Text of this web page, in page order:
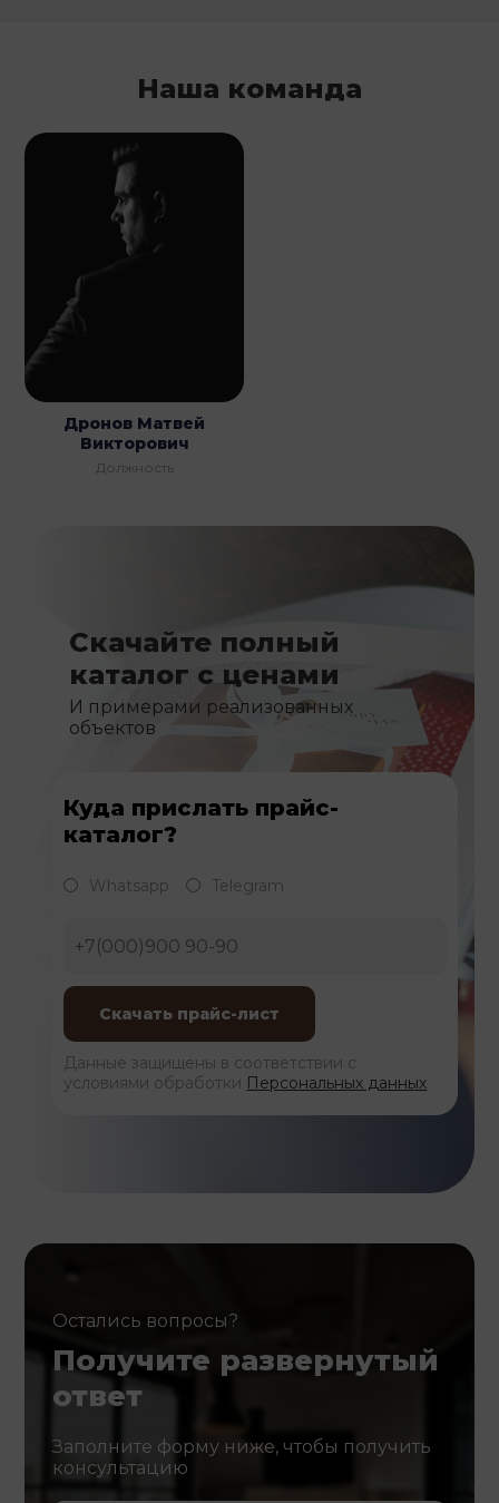
Наша команда
Дронов Матвей
Викторович
Должность
Скачайте полный
каталог с ценами
И примерами реализованных
объектов
Куда прислать прайс-
каталог?
Whatsapp Telegram
Данные защищены в соответствии с
условиями обработки Персональных данных
Остались вопросы?
Получите развернутый
ответ
Заполните форму ниже, чтобы получить
консультацию